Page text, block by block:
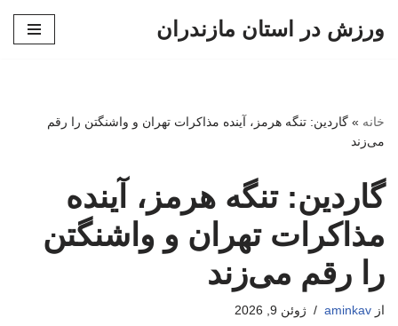
ورزش در استان مازندران
خانه » گاردین: تنگه هرمز، آینده مذاکرات تهران و واشنگتن را رقم
می‌زند
گاردین: تنگه هرمز، آینده
مذاکرات تهران و واشنگتن
را رقم می‌زند
از aminkav ژوئن 9, 2026